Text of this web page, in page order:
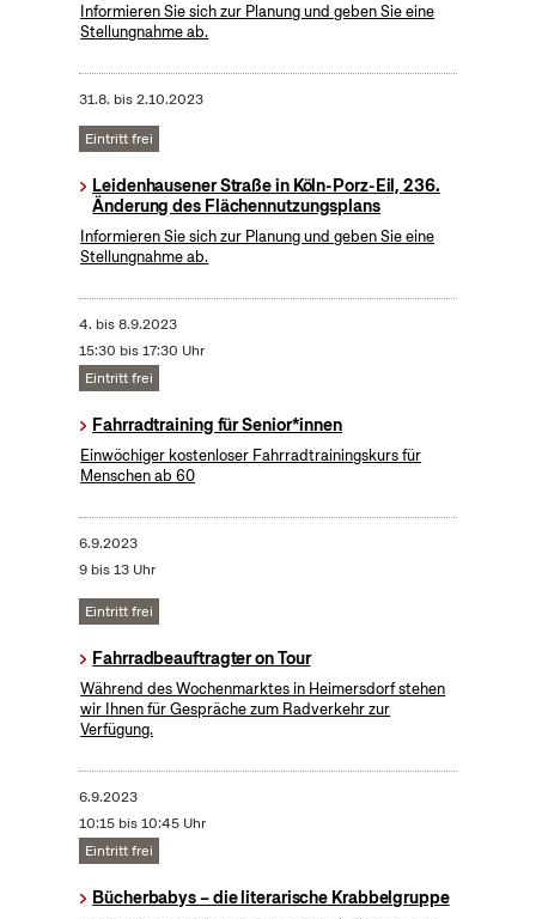
Informieren Sie sich zur Planung und geben Sie eine
Stellungnahme ab.
31.8. bis2.10.2023
Eintritt frei
Leidenhausener Straße in Köln-Porz-Eil, 236.
Änderung des Flächennutzungsplans
Informieren Sie sich zur Planung und geben Sie eine
Stellungnahme ab.
4. bis8.9.2023
15:30 bis 17:30 Uhr
Eintritt frei
Fahrradtraining für Senior*innen
Einwöchiger kostenloser Fahrradtrainingskurs für
Menschen ab 60
6.9.2023
9 bis 13 Uhr
Eintritt frei
Fahrradbeauftragter on Tour
Während des Wochenmarktes in Heimersdorf stehen
wir Ihnen für Gespräche zum Radverkehr zur
Verfügung.
6.9.2023
10:15 bis 10:45 Uhr
Eintritt frei
Bücherbabys – die literarische Krabbelgruppe